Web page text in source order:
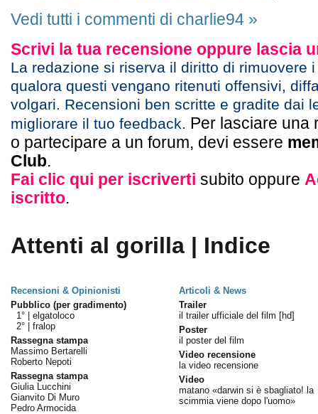
Vedi tutti i commenti di charlie94 »
Scrivi la tua recensione oppure lascia
La redazione si riserva il diritto di rimuovere
qualora questi vengano ritenuti offensivi,
volgari. Recensioni ben scritte e gradite dai
migliorare il tuo feedback. Per lasciare una
o partecipare a un forum, devi essere
Club.
Fai clic qui per iscriverti subito oppure
iscritto.
Attenti al gorilla | Indice
Recensioni & Opinionisti
Articoli & News
Pubblico (per gradimento)
1° | elgatoloco
2° | fralop
Rassegna stampa
Massimo Bertarelli
Roberto Nepoti
Rassegna stampa
Giulia Lucchini
Gianvito Di Muro
Pedro Armocida
Trailer
il trailer ufficiale del film [hd]
Poster
il poster del film
Video recensione
la video recensione
Video
matano «darwin si è sbagliato! la
scimmia viene dopo l'uomo»